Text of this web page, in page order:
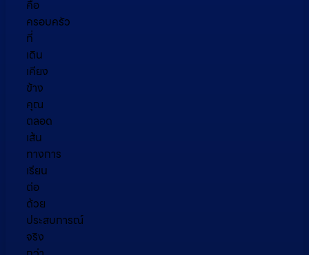
คือ
ครอบครัว
ที่
เดิน
เคียง
ข้าง
คุณ
ตลอด
เส้น
ทางการ
เรียน
ต่อ
ด้วย
ประสบการณ์
จริง